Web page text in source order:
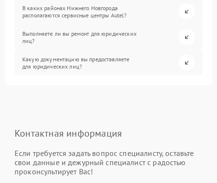
В каких районах Нижнего Новгорода
располагаются сервисные центры Autel?
Выполняете ли вы ремонт для юридических
лиц?
Какую документацию вы предоставляете
для юридических лиц?
Контактная информация
Если требуется задать вопрос специалисту, оставьте
свои данные и дежурный специалист с радостью
проконсультирует Вас!